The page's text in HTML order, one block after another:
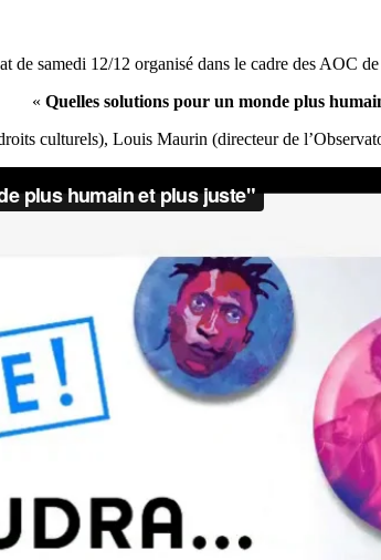
de samedi 12/12 organisé dans le cadre des AOC
« Quelles solutions pour un monde plus
culturels), Louis Maurin (directeur de